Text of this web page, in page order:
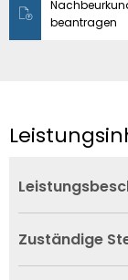
beantragen
Zuständige